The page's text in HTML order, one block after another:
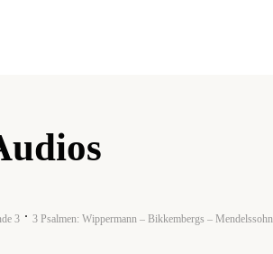
3 3 Psalmen: Wippermann – Bikkembergs – Mendelssohn